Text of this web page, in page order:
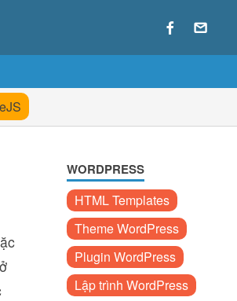
WORDPRESS
HTML Templates
Theme WordPress
Plugin WordPress
Lập trình WordPress